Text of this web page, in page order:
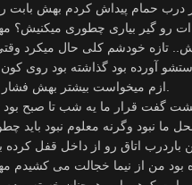
درب حمام پیداش کردم بهش بابت
رو گیر بیاری چطوری میکنیش؟
تازه خودشم کلی حال میکرد
آورده بود گذاشته بود روی
گفت قرار ما یه شب تا صبح بود
نبود وگرنه معلوم نبود باید
اتاق رو از داخل قفل کرده
من از نیما خجالت می کشیدم